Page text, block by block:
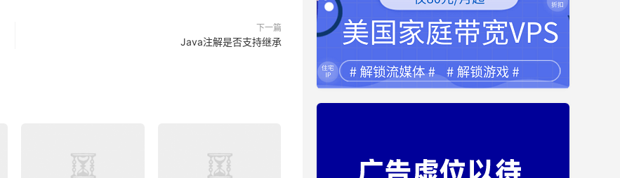
下一篇
Java注解是否支持继承